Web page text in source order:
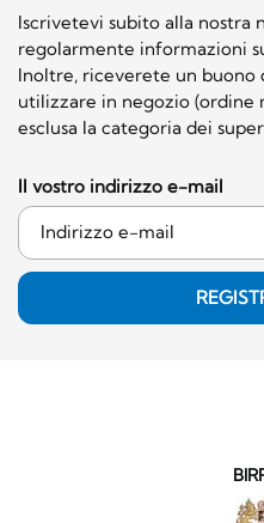
Iscrivetevi subito alla nostra
regolarmente informazioni
Inoltre, riceverete un buono
utilizzare in negozio (ordine
esclusa la categoria dei
Il vostro indirizzo e-mail